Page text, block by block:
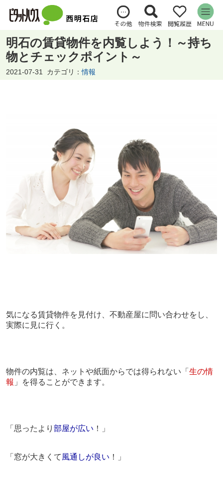
明石の賃貸物件を内覧しよう！～持ち
物とチェックポイント～
2021-07-31 カテゴリ：情報
気になる賃貸物件を見付け、不動産屋に問い合わせをし、
実際に見に行く。
物件の内覧は、ネットや紙面からでは得られない「 生の情
報 」を得ることができます。
「思ったより 部屋が広い ！」
「窓が大きくて 風通しが良い ！」